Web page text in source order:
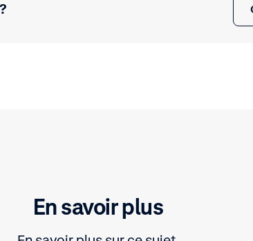
En savoir plus